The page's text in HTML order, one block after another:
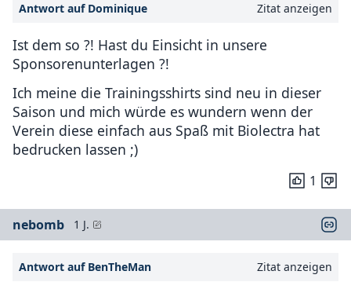
Antwort auf Dominique Zitat anzeigen
Ist dem so ?! Hast du Einsicht in unsere
Sponsorenunterlagen ?!
Ich meine die Trainingsshirts sind neu in dieser
Saison und mich würde es wundern wenn der
Verein diese einfach aus Spaß mit Biolectra hat
bedrucken lassen ;)
1
nebomb 1 J.
Antwort auf BenTheMan Zitat anzeigen